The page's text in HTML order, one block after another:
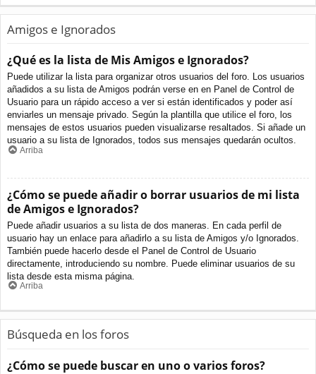
Amigos e Ignorados
¿Qué es la lista de Mis Amigos e Ignorados?
Puede utilizar la lista para organizar otros usuarios del foro. Los usuarios
añadidos a su lista de Amigos podrán verse en en Panel de Control de
Usuario para un rápido acceso a ver si están identificados y poder así
enviarles un mensaje privado. Según la plantilla que utilice el foro, los
mensajes de estos usuarios pueden visualizarse resaltados. Si añade un
usuario a su lista de Ignorados, todos sus mensajes quedarán ocultos.
Arriba
¿Cómo se puede añadir o borrar usuarios de mi lista
de Amigos e Ignorados?
Puede añadir usuarios a su lista de dos maneras. En cada perfil de
usuario hay un enlace para añadirlo a su lista de Amigos y/o Ignorados.
También puede hacerlo desde el Panel de Control de Usuario
directamente, introduciendo su nombre. Puede eliminar usuarios de su
lista desde esta misma página.
Arriba
Búsqueda en los foros
¿Cómo se puede buscar en uno o varios foros?